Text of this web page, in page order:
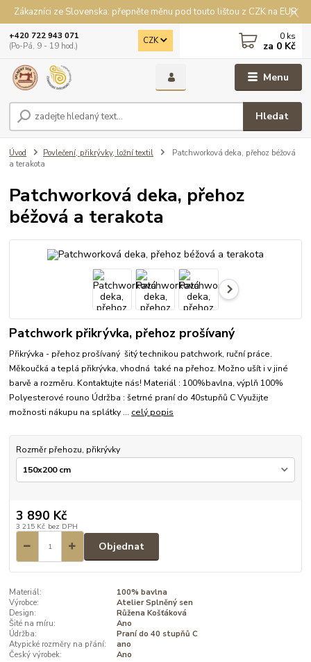
Zákazníci ze Slovenska: přepněte měnu pod touto lištou z CZK na EUR
Menu
CZK
Hledat
+420 722 943 071
(Po-Pá, 9 - 19 hod.)
0 ks
za 0 Kč
Úvod Povlečení, přikrývky, ložní textil
Patchworková deka, přehoz béžová
a terakota
Patchworková deka, přehoz
béžová a terakota
Patchwork přikrývka, přehoz prošívaný
Přikrývka - přehoz prošívaný šitý technikou patchwork, ruční práce.
Měkoučká a teplá přikrývka, vhodná také na přehoz. Možno ušít i v jiné
barvě a rozměru. Kontaktujte nás! Materiál : 100%bavlna, výplň 100%
Polyesterové rouno Údržba : šetrné praní do 40stupňů C Využijte
možnosti nákupu na splátky ... celý popis
Rozměr přehozu, přikrývky
3 890 Kč
3 215 Kč bez DPH
Objednat
Materiál:
100% bavlna
Výrobce:
Atelier Splněný sen
Design:
Růžena Košťáková
Šité na míru:
Ano
Údržba:
Praní do 40 stupňů C
Atypické rozměry na přání:
ano
Český výrobek:
Ano